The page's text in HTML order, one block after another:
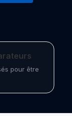
pour être